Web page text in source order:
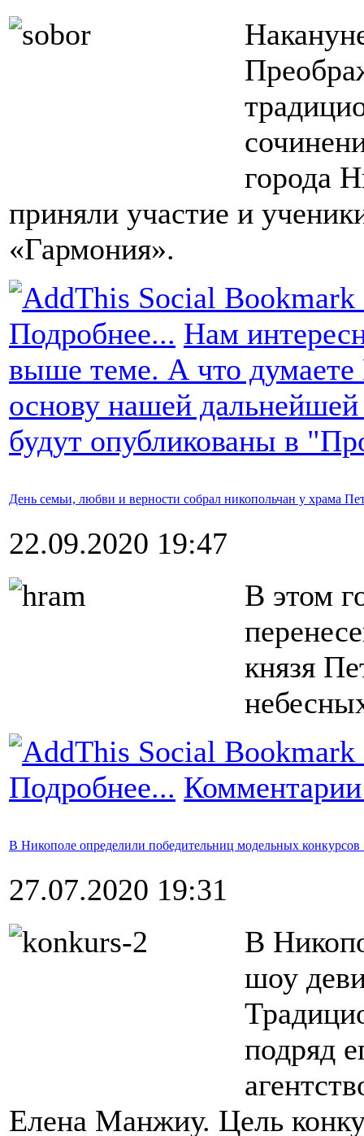
города
приняли участие и
«Гармония».
Подробнее... Нам
выше теме. А что
основу нашей
будут опубликованы в
День семьи, любви и верности собрал никопольчан у храма
22.09.2020 19:47
В этом
князя
Подробнее...
В Никополе определили победительниц модельных
27.07.2020 19:31
В
шоу
подряд
Елена Манжиу. Цель